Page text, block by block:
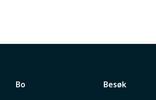
Bo Besøk